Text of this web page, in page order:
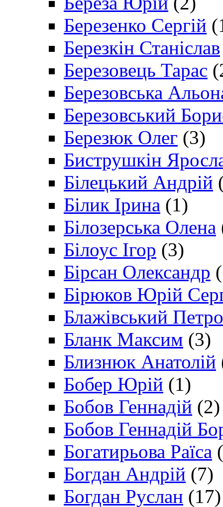
Березенко Сергій
Березкін Станіслав
Березовець Тарас
Березовська
Березовський
Березюк Олег (3)
Биструшкін
Білецький Андрій
Білик Ірина (1)
Білозерська Олена
Білоус Ігор (3)
Бірсан Олександр
Бірюков Юрій
Блажівський Петро
Бланк Максим (3)
Близнюк Анатолій
Бобер Юрій (1)
Бобов Геннадій (2)
Бобов Геннадій
Богатирьова Раїса
Богдан Андрій (7)
Богдан Руслан (17)